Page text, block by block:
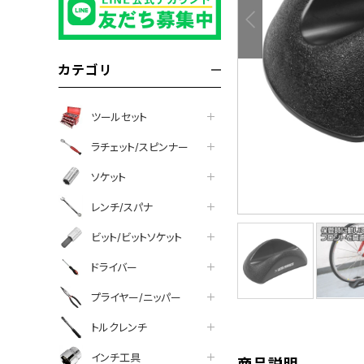
カテゴリ
ツールセット
ラチェット/スピンナー
ソケット
レンチ/スパナ
ビット/ビットソケット
ドライバー
プライヤー/ニッパー
トルクレンチ
インチ工具
facebook
line